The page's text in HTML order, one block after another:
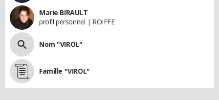
Marie BIRAULT
profil personnel | ROIFFE
Nom "VIROL"
Famille "VIROL"